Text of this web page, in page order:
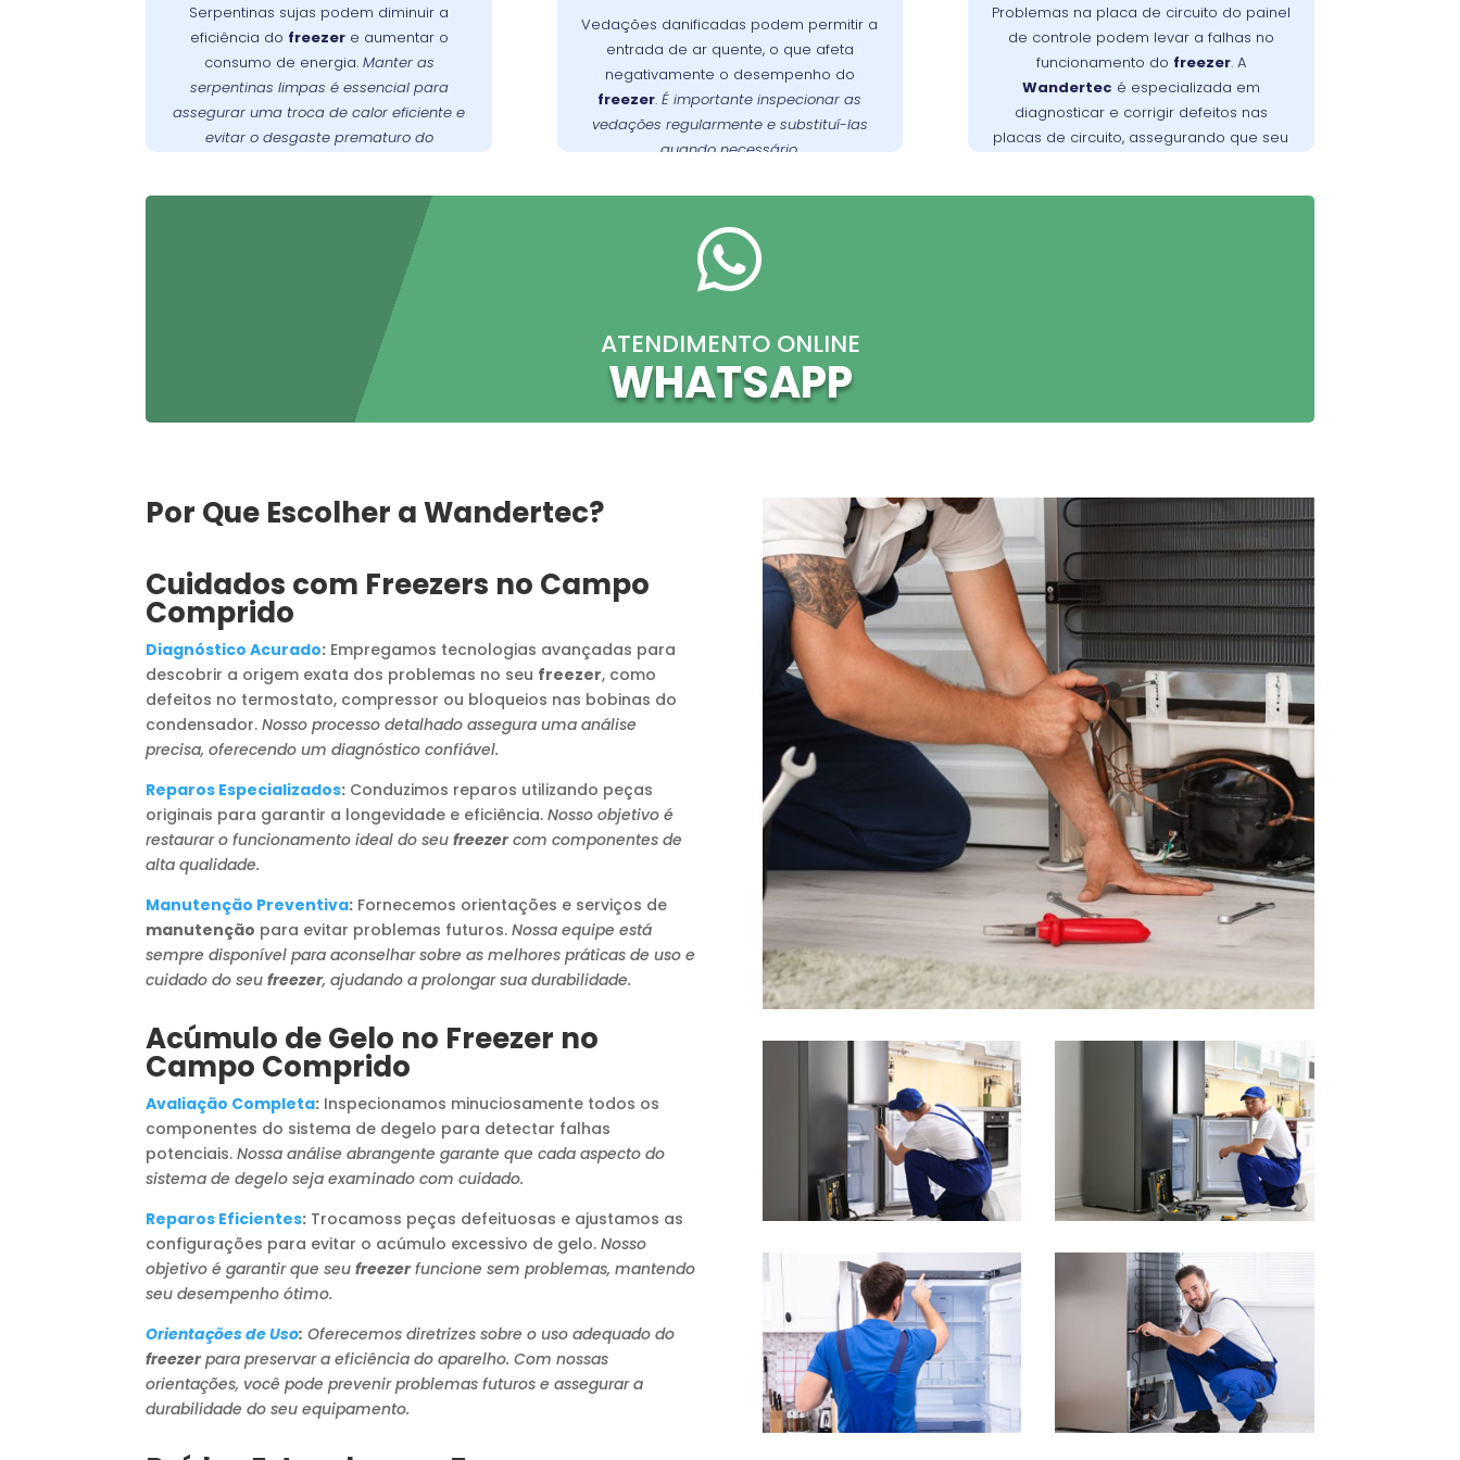
Serpentinas sujas podem diminuir a
eficiência do freezere aumentar o
consumo de energia. Manter as
serpentinas limpas é essencial para
assegurar uma troca de calor eficiente e
evitar o desgaste prematuro do
serpentinas limpas é fundamental para
assegurar uma troca de calor eficaz e
prevenir o desgaste prematuro do
compressor
. A
Wandertec
oferece
serviços especializados de limpeza e
manutenção preventiva para garantir
condições ideais.
Vedações danificadas podem permitir a
entrada de ar quente, o que afeta
negativamente o desempenho do
freezer.É importante inspecionar as
vedações regularmente e substituí-las
quando necessário.
manter a temperatura interna.
É
fundamental verificar as vedações
regularmente e substituí-las quando
necessário para garantir uma vedação
adequada
. A
Wandertec
no Campo
Comprido oferece serviços de inspeção
a eficiência energética do seu
freezer
.
Problemas na placa de circuito do painel
de controle podem levar a falhas no
funcionamento do freezer. A
Wandertec é especializada em
diagnosticar e corrigir defeitos nas
placas de circuito, assegurando que seu
funcionamentos
. Os técnicos da
no Campo Comprido são
falhas nas placas de circuito, garantindo
freezer
opere de forma
confiável e eficiente.

ATENDIMENTO ONLINE
WHATSAPP
Por Que Escolher a Wandertec?
Cuidados com Freezers no Campo
Comprido
Diagnóstico Acurado: Empregamos tecnologias avançadas para
descobrir a origem exata dos problemas no seu freezer, como
defeitos no termostato, compressor ou bloqueios nas bobinas do
condensador.Nosso processo detalhado assegura uma análise
precisa, oferecendo um diagnóstico confiável.
Reparos Especializados: Conduzimos reparos utilizando peças
originais para garantir a longevidade e eficiência.Nosso objetivo é
restaurar o funcionamento ideal do seufreezercom componentes de
alta qualidade.
Manutenção Preventiva: Fornecemos orientações e serviços de
manutenção para evitar problemas futuros.Nossa equipe está
sempre disponível para aconselhar sobre as melhores práticas de uso e
cuidado do seufreezer, ajudando a prolongar sua durabilidade.
Acúmulo de Gelo no Freezer no
Campo Comprido
Avaliação Completa: Inspecionamos minuciosamente todos os
componentes do sistema de degelo para detectar falhas
potenciais.Nossa análise abrangente garante que cada aspecto do
sistema de degelo seja examinado com cuidado.
Reparos Eficientes: Trocamoss peças defeituosas e ajustamos as
configurações para evitar o acúmulo excessivo de gelo.Nosso
objetivo é garantir que seufreezerfuncione sem problemas, mantendo
seu desempenho ótimo.
Orientações de Uso: Oferecemos diretrizes sobre o uso adequado do
freezerpara preservar a eficiência do aparelho. Com nossas
orientações, você pode prevenir problemas futuros e assegurar a
durabilidade do seu equipamento.